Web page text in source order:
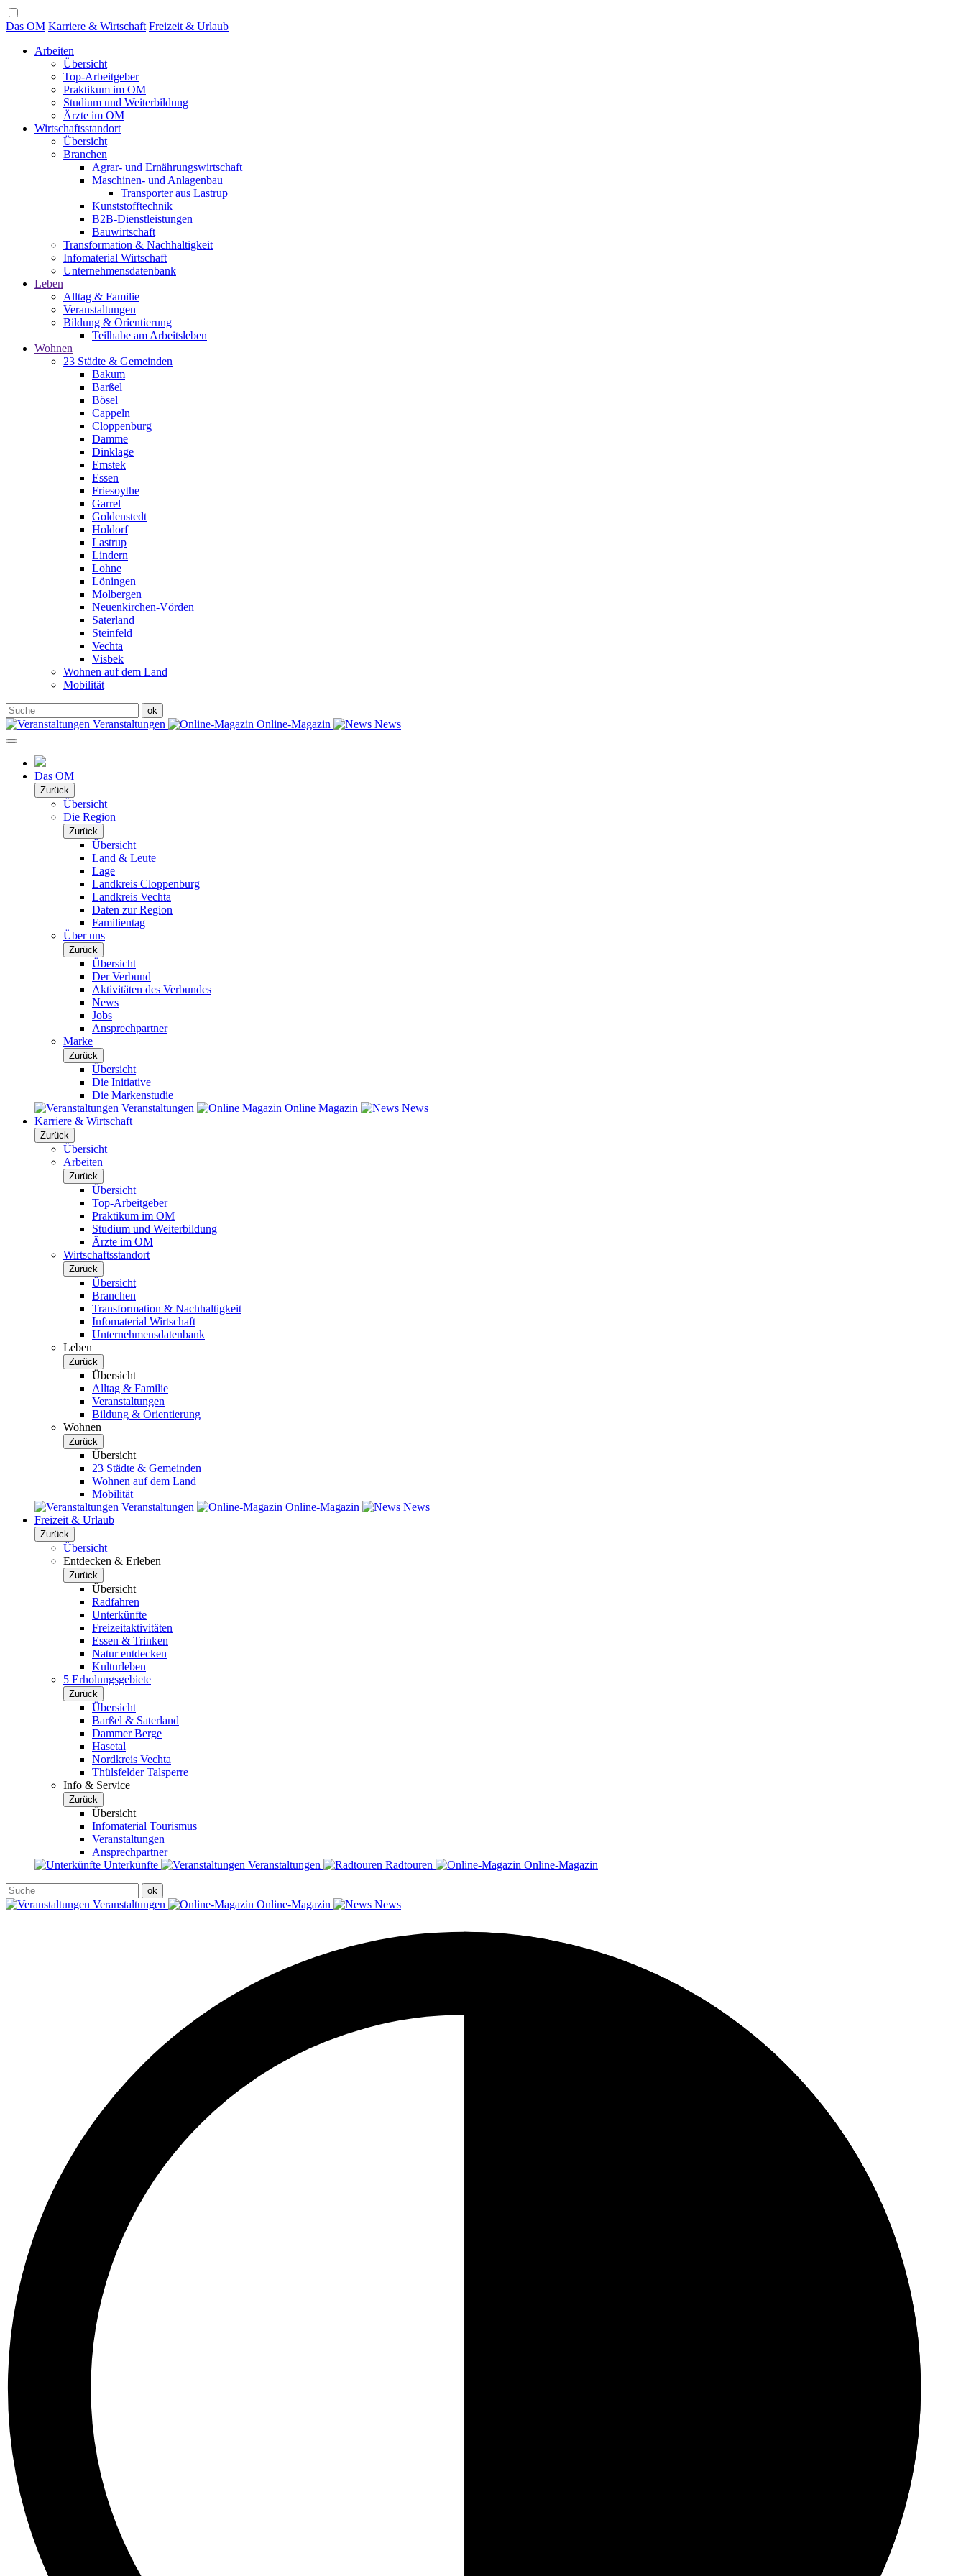
Das OM Karriere & Wirtschaft Freizeit & Urlaub
Arbeiten
Übersicht
Top-Arbeitgeber
Praktikum im OM
Studium und Weiterbildung
Ärzte im OM
Wirtschaftsstandort
Übersicht
Branchen
Agrar- und Ernährungswirtschaft
Maschinen- und Anlagenbau
Transporter aus Lastrup
Kunststofftechnik
B2B-Dienstleistungen
Bauwirtschaft
Transformation & Nachhaltigkeit
Infomaterial Wirtschaft
Unternehmensdatenbank
Leben
Alltag & Familie
Veranstaltungen
Bildung & Orientierung
Teilhabe am Arbeitsleben
Wohnen
23 Städte & Gemeinden
Bakum
Barßel
Bösel
Cappeln
Cloppenburg
Damme
Dinklage
Emstek
Essen
Friesoythe
Garrel
Goldenstedt
Holdorf
Lastrup
Lindern
Lohne
Löningen
Molbergen
Neuenkirchen-Vörden
Saterland
Steinfeld
Vechta
Visbek
Wohnen auf dem Land
Mobilität
Veranstaltungen Online-Magazin News
Das OM
Zurück
Übersicht
Die Region
Zurück
Übersicht
Land & Leute
Lage
Landkreis Cloppenburg
Landkreis Vechta
Daten zur Region
Familientag
Über uns
Zurück
Übersicht
Der Verbund
Aktivitäten des Verbundes
News
Jobs
Ansprechpartner
Marke
Zurück
Übersicht
Die Initiative
Die Markenstudie
Veranstaltungen
Online Magazin
News
Karriere & Wirtschaft
Zurück
Übersicht
Arbeiten
Zurück
Übersicht
Top-Arbeitgeber
Praktikum im OM
Studium und Weiterbildung
Ärzte im OM
Wirtschaftsstandort
Zurück
Übersicht
Branchen
Transformation & Nachhaltigkeit
Infomaterial Wirtschaft
Unternehmensdatenbank
Leben
Zurück
Übersicht
Alltag & Familie
Veranstaltungen
Bildung & Orientierung
Wohnen
Zurück
Übersicht
23 Städte & Gemeinden
Wohnen auf dem Land
Mobilität
Veranstaltungen
Online-Magazin
News
Freizeit & Urlaub
Zurück
Übersicht
Entdecken & Erleben
Zurück
Übersicht
Radfahren
Unterkünfte
Freizeitaktivitäten
Essen & Trinken
Natur entdecken
Kulturleben
5 Erholungsgebiete
Zurück
Übersicht
Barßel & Saterland
Dammer Berge
Hasetal
Nordkreis Vechta
Thülsfelder Talsperre
Info & Service
Zurück
Übersicht
Infomaterial Tourismus
Veranstaltungen
Ansprechpartner
Unterkünfte
Veranstaltungen Radtouren Online-Magazin
Veranstaltungen Online-Magazin News